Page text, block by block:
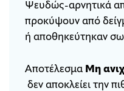
Ψευδώς-αρνητικά
προκύψουν από
ή αποθηκεύτηκαν
Αποτέλεσμα Μη
δεν αποκλείει την